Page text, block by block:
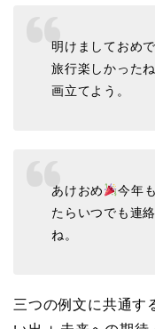
明けましておめ
旅行楽しかった
画立てよう。
あけおめ
今年
たらいつでも連
ね。
三つの例文に共通す